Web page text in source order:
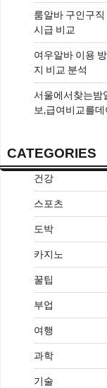
룸알바 구인구
시급 비교
여우알바 이용
지 비교 분석
서울에서찾는밤
보,급여비교를
CATEGORIES
건강
스포츠
도박
카지노
꿀팁
부업
여행
과학
기술